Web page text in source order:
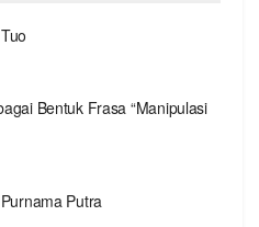
Bentuk Frasa “Manipulasi
Putra